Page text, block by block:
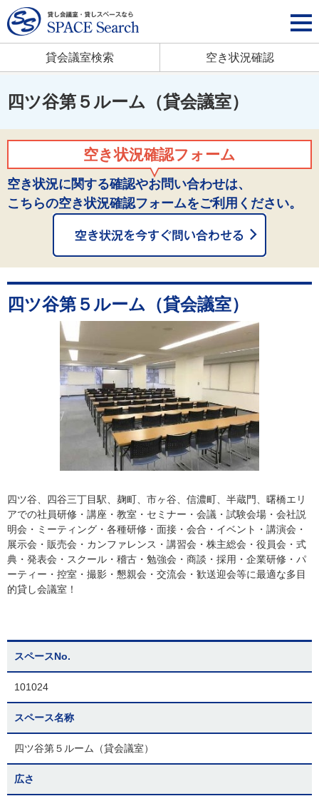
貸会議室検索 空き状況確認
四ツ谷第５ルーム（貸会議室）
空き状況確認フォーム
空き状況に関する確認やお問い合わせは、
こちらの空き状況確認フォームをご利用ください。
四ツ谷第５ルーム（貸会議室）
四ツ谷、四谷三丁目駅、麹町、市ヶ谷、信濃町、半蔵門、曙橋エリ
アでの社員研修・講座・教室・セミナー・会議・試験会場・会社説
明会・ミーティング・各種研修・面接・会合・イベント・講演会・
展示会・販売会・カンファレンス・講習会・株主総会・役員会・式
典・発表会・スクール・稽古・勉強会・商談・採用・企業研修・パ
ーティー・控室・撮影・懇親会・交流会・歓送迎会等に最適な多目
的貸し会議室！
スペースNo.
101024
スペース名称
四ツ谷第５ルーム（貸会議室）
広さ